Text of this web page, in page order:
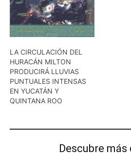
LA CIRCULACIÓN DEL
HURACÁN MILTON
PRODUCIRÁ LLUVIAS
PUNTUALES INTENSAS
EN YUCATÁN Y
QUINTANA ROO
Descubre más